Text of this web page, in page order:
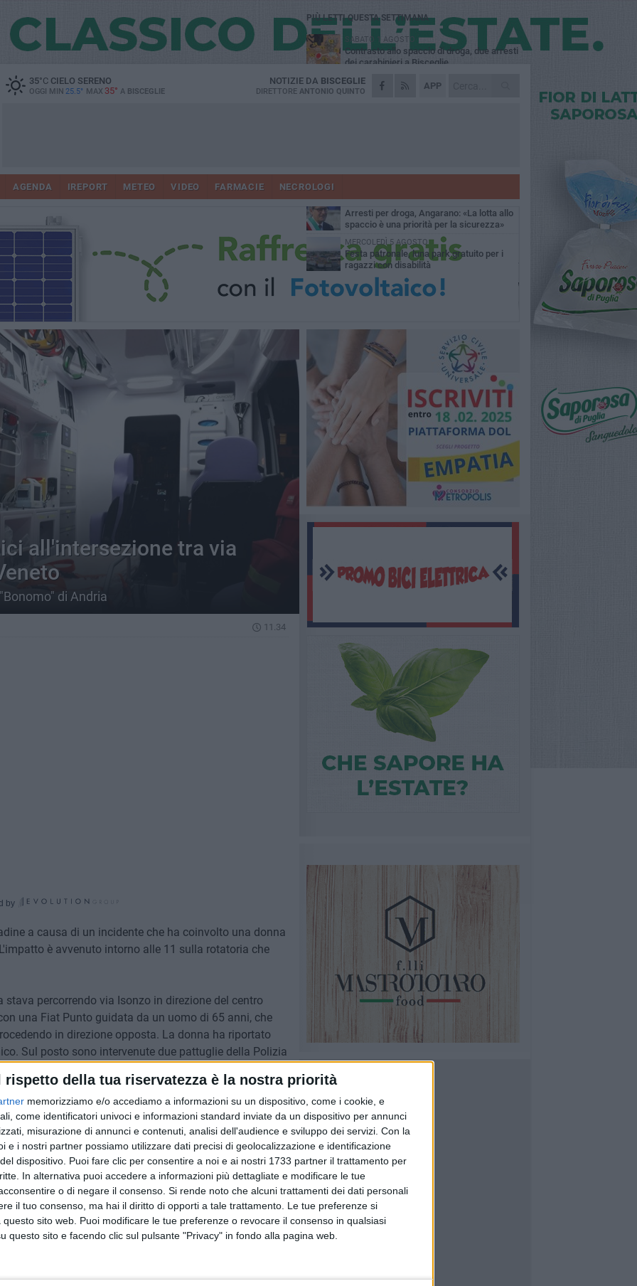
rispetto della tua riservatezza è la nostra priorità
memorizziamo e/o accediamo a informazioni su un dispositivo, come i cookie, e
come identificatori univoci e informazioni standard inviate da un dispositivo per annunci
misurazione di annunci e contenuti, analisi dell'audience e sviluppo dei servizi. Con la
e i nostri partner possiamo utilizzare dati precisi di geolocalizzazione e identificazione
dispositivo. Puoi fare clic per consentire a noi e ai nostri 1733 partner il trattamento per
In alternativa puoi accedere a informazioni più dettagliate e modificare le tue
o di negare il consenso. Si rende noto che alcuni trattamenti dei dati personali
il tuo consenso, ma hai il diritto di opporti a tale trattamento. Le tue preferenze si
sito web. Puoi modificare le tue preferenze o revocare il consenso in qualsiasi
questo sito e facendo clic sul pulsante "Privacy" in fondo alla pagina web.
35°CCIELO SERENO
OGGI MIN 25.5° MAX 35° A BISCEGLIE
APP
NOTIZIE DA BISCEGLIE
DIRETTORE ANTONIO QUINTO
AGENDA IREPORT METEO VIDEO FARMACIE NECROLOGI
all'intersezione tra via
di Andria
11.34
by
a causa di un incidente che ha coinvolto una donna
è avvenuto intorno alle 11 sulla rotatoria che
percorrendo via Isonzo in direzione del centro
una Fiat Punto guidata da un uomo di 65 anni, che
in direzione opposta. La donna ha riportato
Sul posto sono intervenute due pattuglie della Polizia
del servizio di emergenza sanitaria. Dopo i primi
Bonomo di Andria per accertamenti.
7 AGOSTO 2026
Festa patronale, il programma
completo di venerdì 7 agosto
PIÙ LETTI QUESTA SETTIMANA
SABATO 1 AGOSTO
Contrasto allo spaccio di droga, due arresti
dei carabinieri a Bisceglie
MARTEDÌ 4 AGOSTO
Emergenza caldo, il Comune di Bisceglie
Due auto incendiate nella notte in via Dieta
SABATO 1 AGOSTO
Arresti per droga, Angarano: «La lotta allo
spaccio è una priorità per la sicurezza»
MERCOLEDÌ 5 AGOSTO
Festa patronale, luna park gratuito per i
ragazzi con disabilità